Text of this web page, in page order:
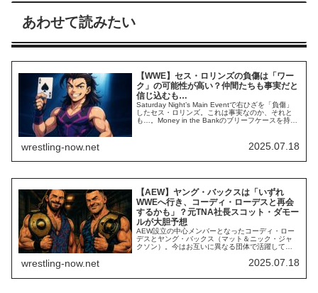
あわせて読みたい
【WWE】セス・ロリンズの負傷は「ワー
ク」の可能性が高い？仲間たちも事実だと
信じ込むも…
Saturday Night’s Main Eventで右ひざを「負傷」
したセス・ロリンズ。これは事実なのか、それと
も…。Money in the Bankのブリーフケースを持つ
発言するなど、深刻な状況のように見えます。
【WWE】セス・ロリンズが負傷した膝の状況を報
wrestling-now.net 2025.07.18
【AEW】ヤング・バックスは「いずれ
WWEへ行き、コーディ・ローデスと再会
するかも」？元TNA社長スコット・ダモー
ルが大胆予想
AEW設立の中心メンバーとなったコーディ・ロー
デスとヤング・バックス（マット＆ニック・ジャ
クソン）。今はお互いに異なる団体で活躍してい
ません。2022年に古巣WWEへ復帰したコーディ
スを与えられ、しっかりと結果を残しています。
wrestling-now.net 2025.07.18